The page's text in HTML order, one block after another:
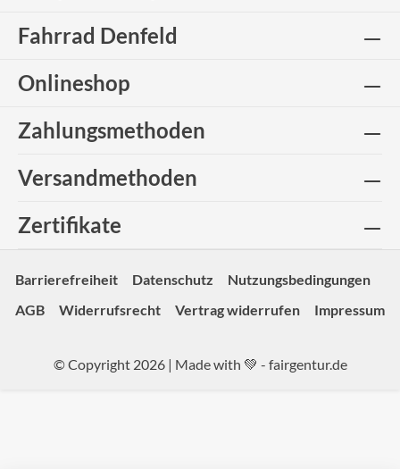
Fahrrad Denfeld
Onlineshop
Zahlungsmethoden
Versandmethoden
Zertifikate
Barrierefreiheit Datenschutz
Nutzungsbedingungen
AGB
Widerrufsrecht Vertrag widerrufen Impressum
© Copyright 2026 | Made with 💚 - fairgentur.de